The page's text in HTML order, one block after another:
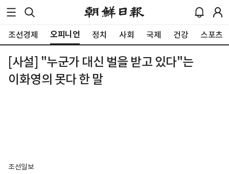
조선경제 오피니언 정치 사회 국제 건강 스포츠
[사설] "누군가 대신 벌을 받고 있다"는
이화영의 못다 한 말
조선일보